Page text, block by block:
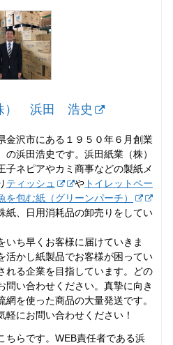
） 浜田 浩史
金沢市にある１９５０年６月創業
の浜田浩史です。浜田紙業（株）
子ネピアやカミ商事などの製紙メ
ティッシュ や トイレットペー
を包む紙（グリーンパーチ）
紙、日用消耗品の卸売りをしてい
いち早くお客様に届けていきま
活かし紙製品でお客様が困ってい
れる企業を目指しています。どの
問い合わせください。真摯に向き
を使った商品の大量発送です。
にお問い合わせください！
ちらです。WEB責任者である浜